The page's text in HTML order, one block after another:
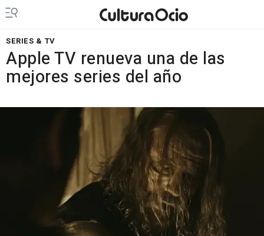
SERIES & TV
Apple TV renueva una de las
mejores series del año